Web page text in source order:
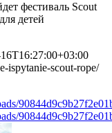
фестиваль Scout
детей
ispytanie-scout-rope/